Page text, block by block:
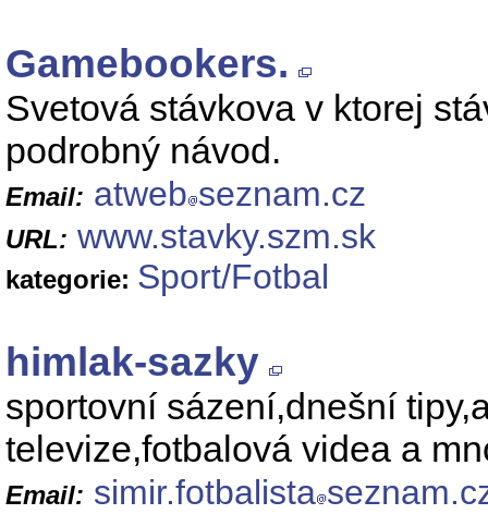
Gamebookers.
Svetová stávkova v ktorej
podrobný návod.
Email: atweb seznam.cz
URL: www.stavky.szm.sk
kategorie: Sport/Fotbal
himlak-sazky
sportovní sázení,dnešní
televize,fotbalová videa a
Email: simir.fotbalista